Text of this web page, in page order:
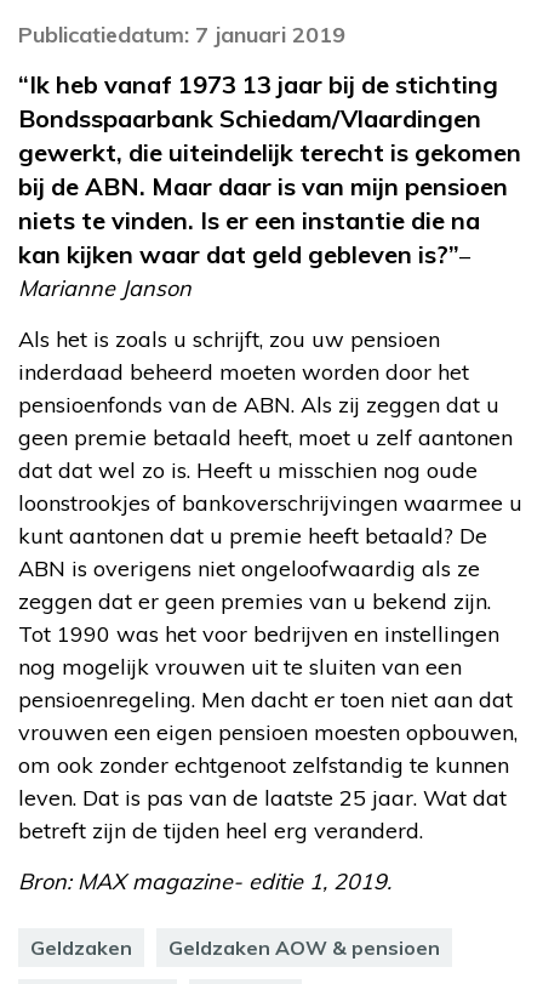
Publicatiedatum: 7 januari 2019
“Ik heb vanaf 1973 13 jaar bij de stichting
Bondsspaarbank Schiedam/Vlaardingen
gewerkt, die uiteindelijk terecht is gekomen
bij de ABN. Maar daar is van mijn pensioen
niets te vinden. Is er een instantie die na
kan kijken waar dat geld gebleven is?”–
Marianne Janson
Als het is zoals u schrijft, zou uw pensioen
inderdaad beheerd moeten worden door het
pensioenfonds van de ABN. Als zij zeggen dat u
geen premie betaald heeft, moet u zelf aantonen
dat dat wel zo is. Heeft u misschien nog oude
loonstrookjes of bankoverschrijvingen waarmee u
kunt aantonen dat u premie heeft betaald? De
ABN is overigens niet ongeloofwaardig als ze
zeggen dat er geen premies van u bekend zijn.
Tot 1990 was het voor bedrijven en instellingen
nog mogelijk vrouwen uit te sluiten van een
pensioenregeling. Men dacht er toen niet aan dat
vrouwen een eigen pensioen moesten opbouwen,
om ook zonder echtgenoot zelfstandig te kunnen
leven. Dat is pas van de laatste 25 jaar. Wat dat
betreft zijn de tijden heel erg veranderd.
Bron: MAX magazine- editie 1, 2019.
Geldzaken Geldzaken AOW & pensioen